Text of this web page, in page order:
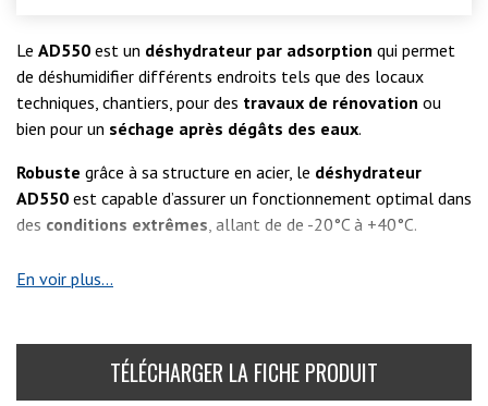
Le AD550 est un déshydrateur par adsorption qui permet
de déshumidifier différents endroits tels que des locaux
techniques, chantiers, pour des travaux de rénovation ou
bien pour un séchage après dégâts des eaux.
Robuste grâce à sa structure en acier, le déshydrateur
AD550 est capable d’assurer un fonctionnement optimal dans
des conditions extrêmes, allant de de -20°C à +40°C.
Avec sa
multitude d’options
personnalisable selon vos besoins il est également
composants internes lui permettant d’avoirune meilleure
En voir plus...
TÉLÉCHARGER LA FICHE PRODUIT